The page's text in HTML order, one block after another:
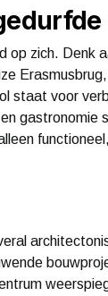
zich. Denk
staat voor
gastronomie